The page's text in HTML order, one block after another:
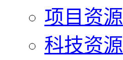
项目资源
科技资源